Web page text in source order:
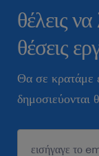
θέλεις
θέσεις
Θα σε κρατάμε
δημοσιεύονται